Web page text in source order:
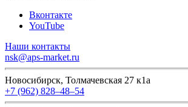
Вконтакте
YouTube
Наши контакты
nsk@aps-market.ru
Новосибирск, Толмачевская 27 к1а
+7 (962) 828‒48‒54